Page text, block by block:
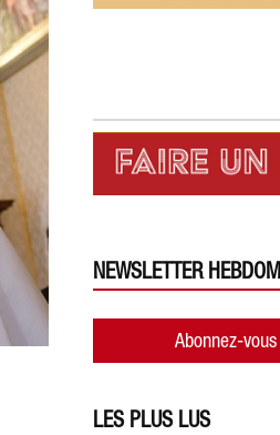
NEWSLETTER
Abonnez-
LES PLUS LUS